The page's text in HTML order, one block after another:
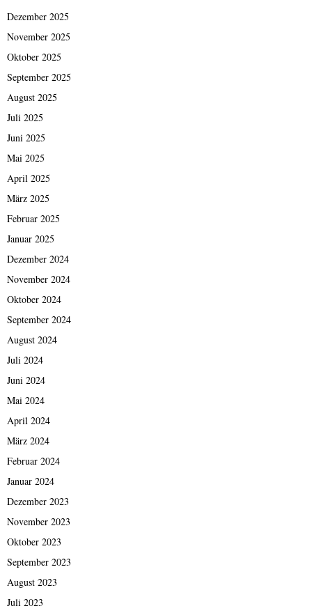
Dezember 2025
November 2025
Oktober 2025
September 2025
August 2025
Juli 2025
Juni 2025
Mai 2025
April 2025
März 2025
Februar 2025
Januar 2025
Dezember 2024
November 2024
Oktober 2024
September 2024
August 2024
Juli 2024
Juni 2024
Mai 2024
April 2024
März 2024
Februar 2024
Januar 2024
Dezember 2023
November 2023
Oktober 2023
September 2023
August 2023
Juli 2023